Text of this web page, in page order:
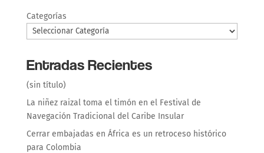
Categorías
Entradas Recientes
(sin título)
La niñez raizal toma el timón en el Festival de
Navegación Tradicional del Caribe Insular
Cerrar embajadas en África es un retroceso histórico
para Colombia